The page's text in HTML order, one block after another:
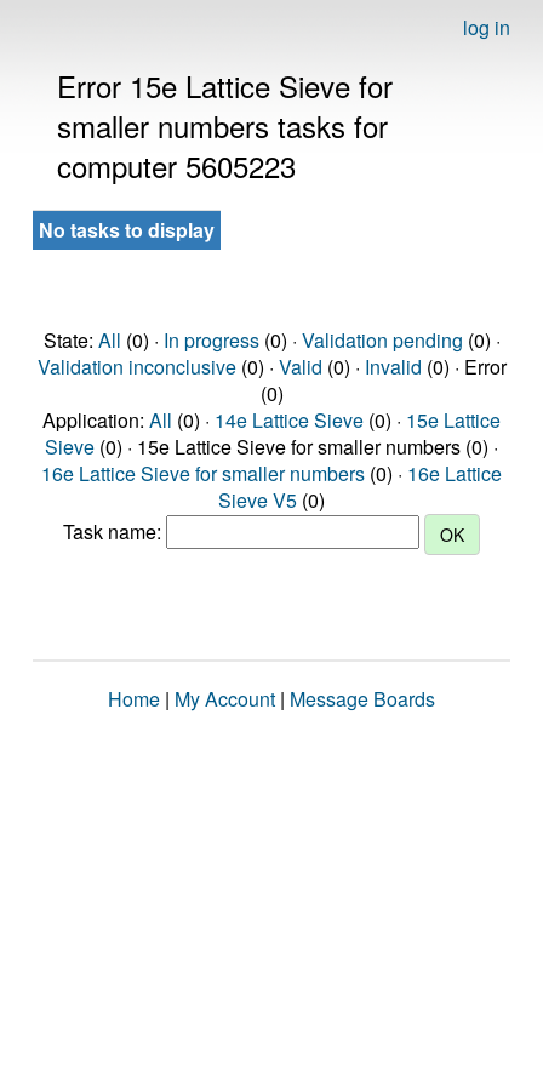
log in
Error 15e Lattice Sieve for
smaller numbers tasks for
computer 5605223
No tasks to display
State: All (0) · In progress(0) · Validation pending (0) ·
Validation inconclusive(0) · Valid (0) · Invalid (0) · Error
(0)
Application: All (0) · 14e Lattice Sieve (0) · 15e Lattice
Sieve (0) · 15e Lattice Sieve for smaller numbers (0) ·
16e Lattice Sieve for smaller numbers (0) · 16e Lattice
Sieve V5 (0)
Task name:
Home | My Account | Message Boards